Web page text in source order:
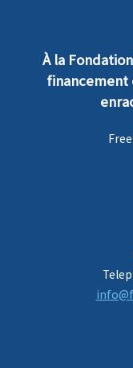
À la
enra